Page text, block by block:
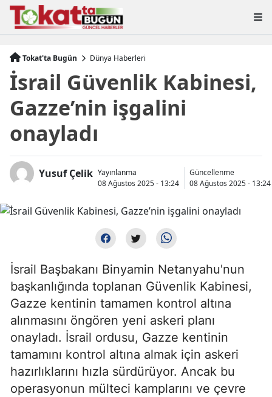
Tokat'ta Bugün Dünya Haberleri
İsrail Güvenlik Kabinesi,
Gazze’nin işgalini
onayladı
Yusuf Çelik Yayınlanma
08 Ağustos 2025 - 13:24
Güncellenme
08 Ağustos 2025 - 13:24
İsrail Başbakanı Binyamin Netanyahu'nun
başkanlığında toplanan Güvenlik Kabinesi,
Gazze kentinin tamamen kontrol altına
alınmasını öngören yeni askeri planı
onayladı. İsrail ordusu, Gazze kentinin
tamamını kontrol altına almak için askeri
hazırlıklarını hızla sürdürüyor. Ancak bu
operasyonun mülteci kamplarını ve çevre